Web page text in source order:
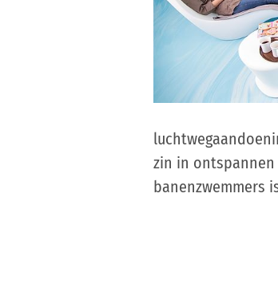
zin in ontspannen
banenzwemmers